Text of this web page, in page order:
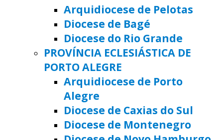
Arquidiocese de Pelotas
Diocese de Bagé
Diocese do Rio Grande
PROVÍNCIA ECLESIÁSTICA DE
PORTO ALEGRE
Arquidiocese de Porto
Alegre
Diocese de Caxias do Sul
Diocese de Montenegro